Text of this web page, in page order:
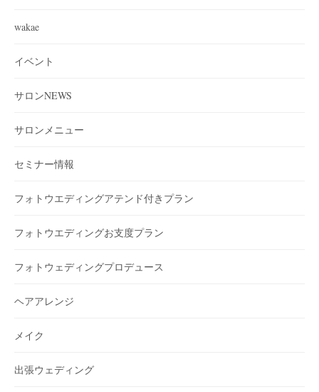
wakae
イベント
サロンNEWS
サロンメニュー
セミナー情報
フォトウエディングアテンド付きプラン
フォトウエディングお支度プラン
フォトウェディングプロデュース
ヘアアレンジ
メイク
出張ウェディング